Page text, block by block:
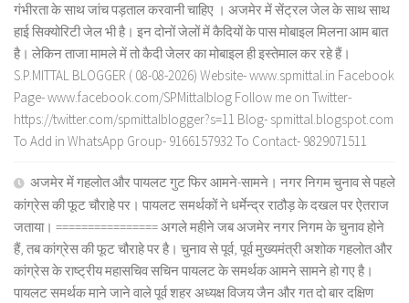
गंभीरता के साथ जांच पड़ताल करवानी चाहिए । अजमेर में सेंट्रल जेल के साथ साथ
हाई सिक्योरिटी जेल भी है। इन दोनों जेलों में कैदियों के पास मोबाइल मिलना आम बात
है। लेकिन ताजा मामले में तो कैदी जेलर का मोबाइल ही इस्तेमाल कर रहे हैं।
S.P.MITTAL BLOGGER ( 08-08-2026) Website- www.spmittal.in Facebook
Page- www.facebook.com/SPMittalblog Follow me on Twitter-
https://twitter.com/spmittalblogger?s=11 Blog- spmittal.blogspot.com
To Add in WhatsApp Group- 9166157932 To Contact- 9829071511
अजमेर में गहलोत और पायलट गुट फिर आमने-सामने। नगर निगम चुनाव से पहले
कांग्रेस की फूट चौराहे पर। पायलट समर्थकों ने धर्मेन्द्र राठौड़ के दखल पर ऐतराज
जताया। ================ अगले महीने जब अजमेर नगर निगम के चुनाव होने
हैं, तब कांग्रेस की फूट चौराहे पर है। चुनाव से पूर्व, पूर्व मुख्यमंत्री अशोक गहलोत और
कांग्रेस के राष्ट्रीय महासचिव सचिन पायलट के समर्थक आमने सामने हो गए है।
पायलट समर्थक माने जाने वाले पूर्व शहर अध्यक्ष विजय जैन और गत दो बार दक्षिण